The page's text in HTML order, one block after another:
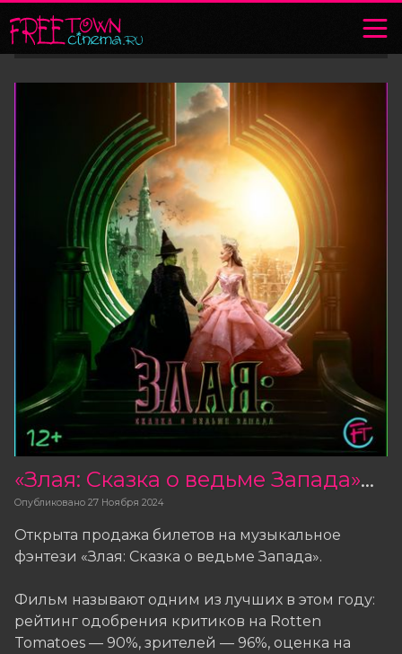
«Злая: Сказка о ведьме Запада» — открыта продажа билетов
Опубликовано 27 Ноября 2024
Открыта продажа билетов на музыкальное
фэнтези «Злая: Сказка о ведьме Запада».
Фильм называют одним из лучших в этом году:
рейтинг одобрения критиков на Rotten
Tomatoes — 90%, зрителей — 96%, оценка на